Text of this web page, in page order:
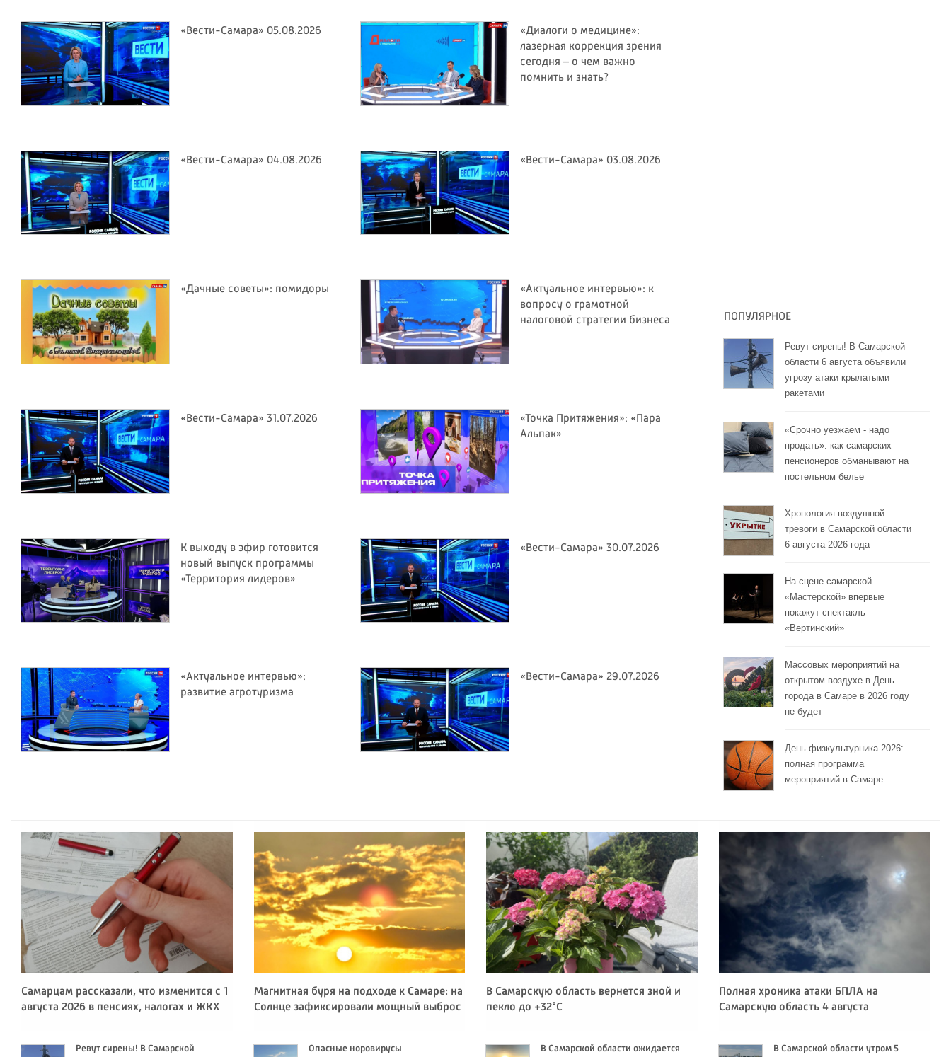
«Вести-Самара» 05.08.2026
«Диалоги о медицине»:
лазерная коррекция зрения
сегодня – о чем важно
помнить и знать?
«Вести-Самара» 04.08.2026 «Вести-Самара» 03.08.2026
«Дачные советы»: помидоры
«Актуальное интервью»: к
вопросу о грамотной
налоговой стратегии бизнеса
«Вести-Самара» 31.07.2026
«Точка Притяжения»: «Пара
Альпак»
К выходу в эфир готовится
новый выпуск программы
«Территория лидеров»
«Вести-Самара» 30.07.2026
«Актуальное интервью»:
развитие агротуризма
«Вести-Самара» 29.07.2026
ПОПУЛЯРНОЕ
Ревут сирены! В Самарской
области 6 августа объявили
угрозу атаки крылатыми
ракетами
«Срочно уезжаем - надо
продать»: как самарских
пенсионеров обманывают на
постельном белье
Хронология воздушной
тревоги в Самарской области
6 августа 2026 года
На сцене самарской
«Мастерской» впервые
покажут спектакль
«Вертинский»
Массовых мероприятий на
открытом воздухе в День
города в Самаре в 2026 году
не будет
День физкультурника-2026:
полная программа
мероприятий в Самаре
Самарцам рассказали, что изменится с 1
августа 2026 в пенсиях, налогах и ЖКХ
Ревут сирены! В Самарской
Магнитная буря на подходе к Самаре: на
Солнце зафиксировали мощный выброс
Опасные норовирусы
В Самарскую область вернется зной и
пекло до +32°C
В Самарской области ожидается
Полная хроника атаки БПЛА на
Самарскую область 4 августа
В Самарской области утром 5